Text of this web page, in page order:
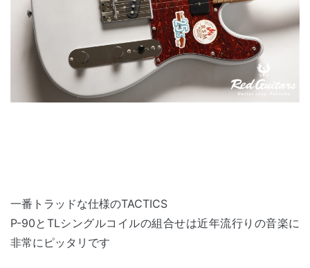
一番トラッドな仕様のTACTICS
P-90とTLシングルコイルの組合せは近年流行りの音楽に
非常にピッタリです